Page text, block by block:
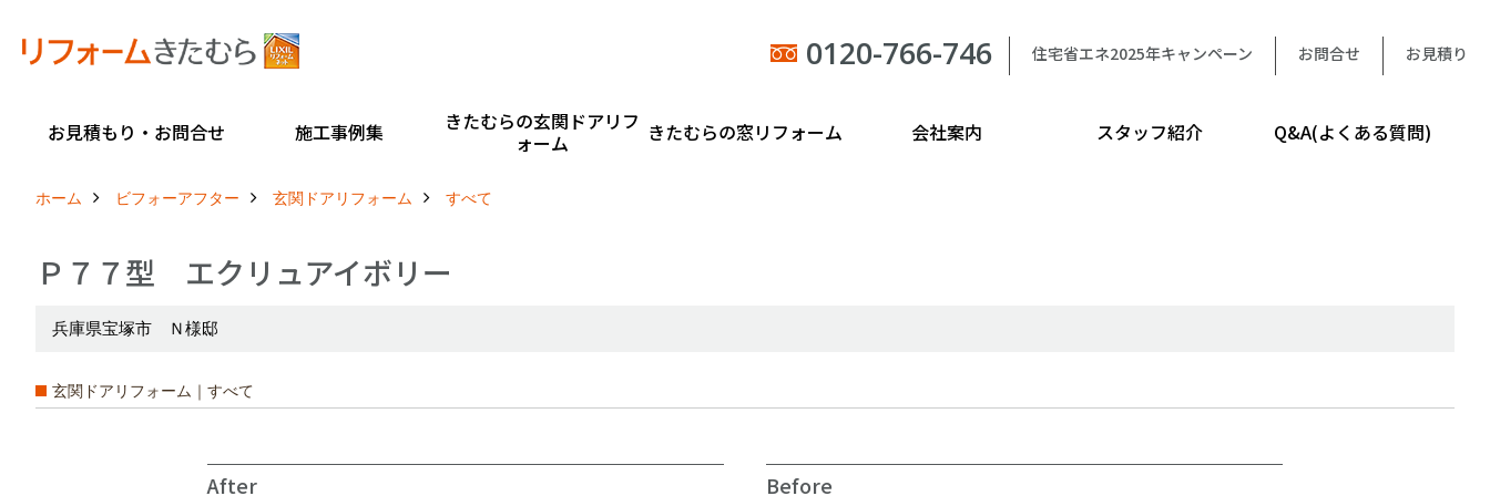
0120-766-746 住宅省エネ2025年キャンペーン お問合せ お見積り
お見積もり・お問合せ 施工事例集
きたむらの玄関ドアリフ
ォーム
きたむらの窓リフォーム 会社案内 スタッフ紹介 Q&A(よくある質問)
ホーム ビフォーアフター 玄関ドアリフォーム すべて
Ｐ７７型 エクリュアイボリー
兵庫県宝塚市 Ｎ様邸
玄関ドアリフォーム｜すべて
After Before